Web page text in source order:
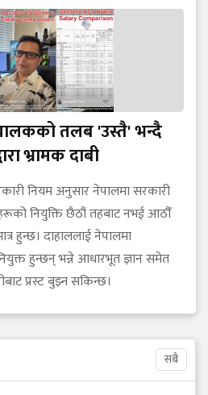
तलब 'उस्तै' भन्दै
भ्रामक दाबी
नियम अनुसार नेपालमा सरकारी
नियुक्ति छैठौं तहबाट नभई आठौँ
हुन्छ। दाहाललाई नेपालमा
हुन्छन् भन्ने आधारभूत ज्ञान समेत
प्रस्ट बुझ्न सकिन्छ।
सबै